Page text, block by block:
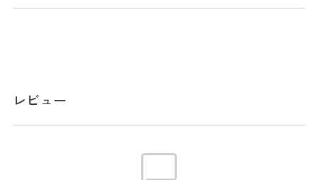
ている。口枠9型4分割、セパレーター3分割。
ネームプレート素材:シリコン ※本表示は実
レビュー